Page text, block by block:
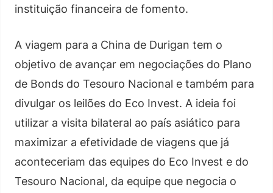
instituição financeira de fomento.
A viagem para a China de Durigan tem o
objetivo de avançar em negociações do Plano
de Bonds do Tesouro Nacional e também para
divulgar os leilões do Eco Invest. A ideia foi
utilizar a visita bilateral ao país asiático para
maximizar a efetividade de viagens que já
aconteceriam das equipes do Eco Invest e do
Tesouro Nacional, da equipe que negocia o